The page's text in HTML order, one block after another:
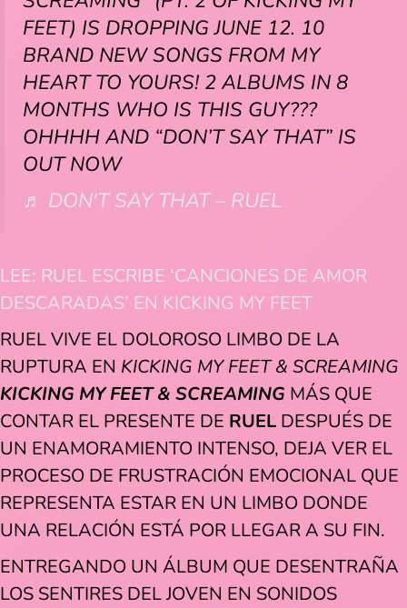
FEET) IS DROPPING JUNE 12. 10
BRAND NEW SONGS FROM MY
HEART TO YOURS! 2 ALBUMS IN 8
MONTHS WHO IS THIS GUY???
OHHHH AND “DON’T SAY THAT” IS
OUT NOW
♬ DON'T SAY THAT – RUEL
LEE: RUEL ESCRIBE ‘CANCIONES DE AMOR
DESCARADAS’ EN KICKING MY FEET
RUEL VIVE EL DOLOROSO LIMBO DE LA
RUPTURA EN KICKING MY FEET & SCREAMING
KICKING MY FEET & SCREAMING MÁS QUE
CONTAR EL PRESENTE DE RUEL DESPUÉS DE
UN ENAMORAMIENTO INTENSO, DEJA VER EL
PROCESO DE FRUSTRACIÓN EMOCIONAL QUE
REPRESENTA ESTAR EN UN LIMBO DONDE
UNA RELACIÓN ESTÁ POR LLEGAR A SU FIN.
ENTREGANDO UN ÁLBUM QUE DESENTRAÑA
LOS SENTIRES DEL JOVEN EN SONIDOS